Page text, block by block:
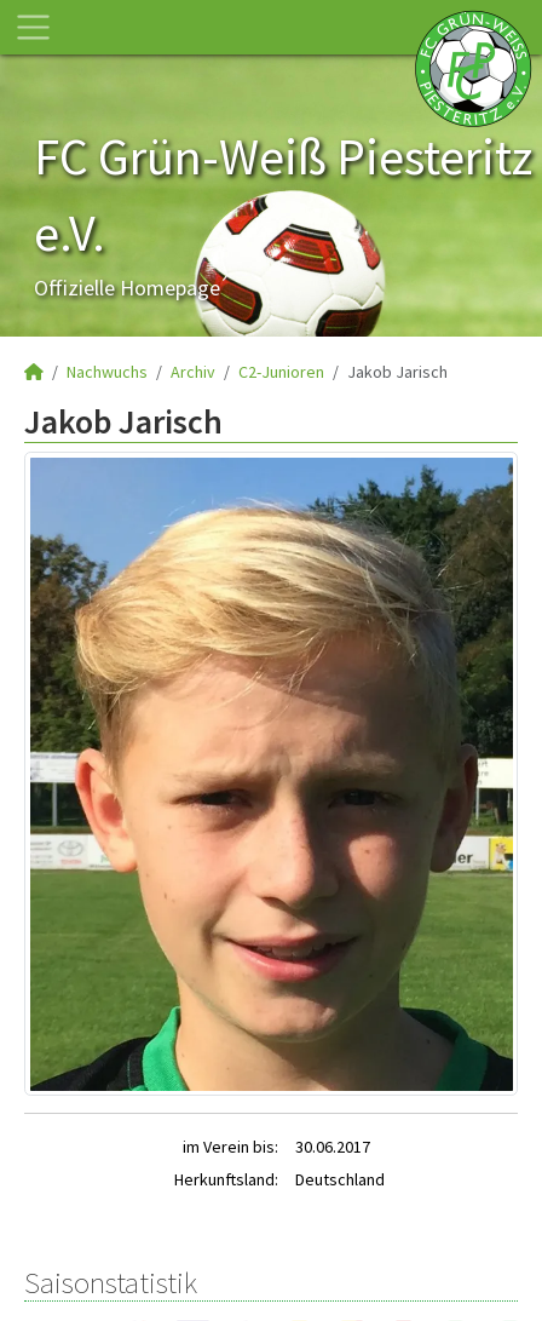
FC Grün-Weiß Piesteritz
e.V.
Offizielle Homepage
Nachwuchs Archiv C2-Junioren Jakob Jarisch
Jakob Jarisch
im Verein bis:
30.06.2017
Herkunftsland:
Deutschland
Saisonstatistik